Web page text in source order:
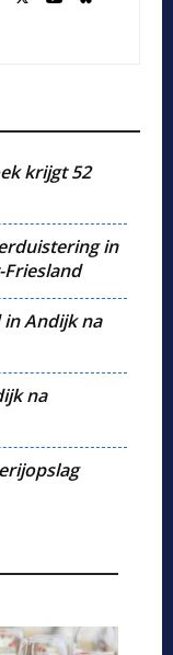
krijgt 52
in
Andijk na
na